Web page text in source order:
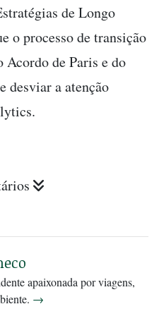
de Longo
o processo de transição
Acordo de Paris e do
desviar a atenção
apaixonada por viagens,
→